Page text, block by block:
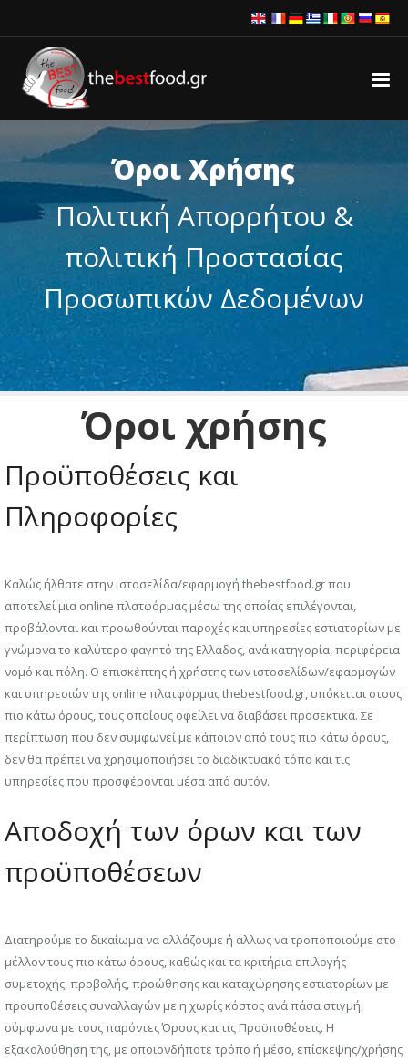
Όροι Χρήσης
Πολιτική Απορρήτου &
πολιτική Προστασίας
Προσωπικών Δεδομένων
Όροι χρήσης
Προϋποθέσεις και
Πληροφορίες
Καλώς ήλθατε στην ιστοσελίδα/εφαρμογή thebestfood.gr που
αποτελεί μια online πλατφόρμας μέσω της οποίας επιλέγονται,
προβάλονται και προωθούνται παροχές και υπηρεσίες εστιατορίων με
γνώμονα το καλύτερο φαγητό της Ελλάδος, ανά κατηγορία, περιφέρεια
νομό και πόλη. Ο επισκέπτης ή χρήστης των ιστοσελίδων/εφαρμογών
και υπηρεσιών της online πλατφόρμας thebestfood.gr, υπόκειται στους
πιο κάτω όρους, τους οποίους οφείλει να διαβάσει προσεκτικά. Σε
περίπτωση που δεν συμφωνεί με κάποιον από τους πιο κάτω όρους,
δεν θα πρέπει να χρησιμοποιήσει το διαδικτυακό τόπο και τις
υπηρεσίες που προσφέρονται μέσα από αυτόν.
Αποδοχή των όρων και των
προϋποθέσεων
Διατηρούμε το δικαίωμα να αλλάζουμε ή άλλως να τροποποιούμε στο
μέλλον τους πιο κάτω όρους, καθώς και τα κριτήρια επιλογής
συμετοχής, προβολής, προώθησης και καταχώρησης εστιατορίων με
προυποθέσεις συναλλαγών με η χωρίς κόστος ανά πάσα στιγμή,
σύμφωνα με τους παρόντες Όρους και τις Προϋποθέσεις. Η
εξακολούθηση της, με οποιονδήποτε τρόπο ή μέσο, επίσκεψης/χρήσης